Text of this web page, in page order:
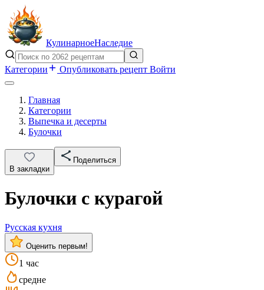
КулинарноеНаследие
Категории Опубликовать рецепт Войти
Главная
Категории
Выпечка и десерты
Булочки
В закладки
Поделиться
Булочки с курагой
Русская кухня
Оценить первым!
1 час
средне